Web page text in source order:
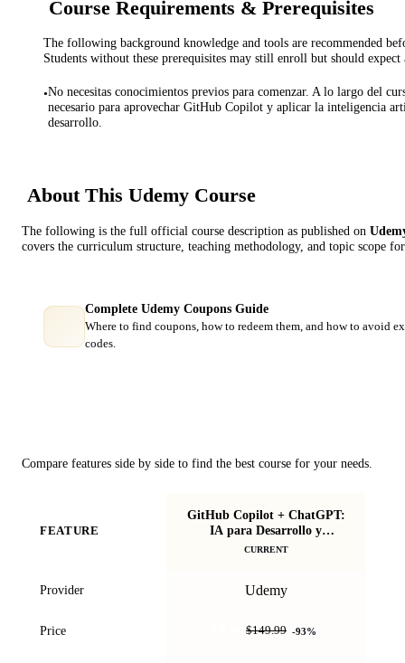
Course Requirements & Prerequisites
The following background knowledge and tools are recommended
Students without these prerequisites may still enroll but should expect
•No necesitas conocimientos previos para comenzar. A lo largo del
necesario para aprovechar GitHub Copilot y aplicar la inteligencia
desarrollo.
About This Udemy Course
The following is the full official course description as published on
covers the curriculum structure, teaching methodology, and topic scope
Complete Udemy Coupons Guide
Where to find coupons, how to redeem them, and how to avoid
codes.
Compare features side by side to find the best course for your needs.
FEATURE
GitHub Copilot + ChatGPT:
IA para Desarrollo y
Programación
CURRENT
Provider Udemy
Price $149.99 -93%